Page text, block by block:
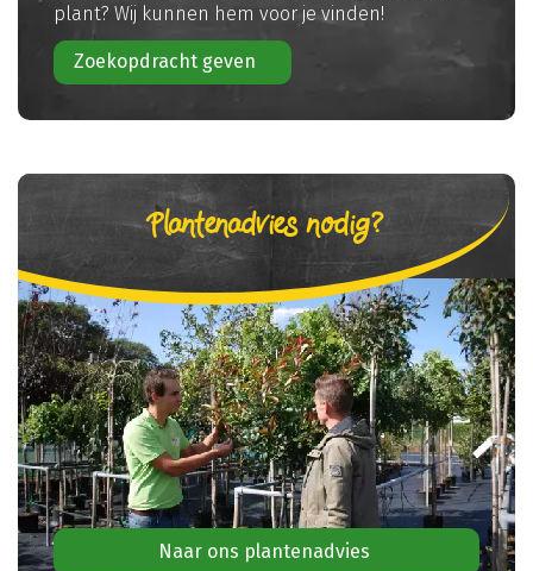
plant? Wij kunnen hem voor je vinden!
Zoekopdracht geven
Plantenadvies nodig?
Naar ons plantenadvies